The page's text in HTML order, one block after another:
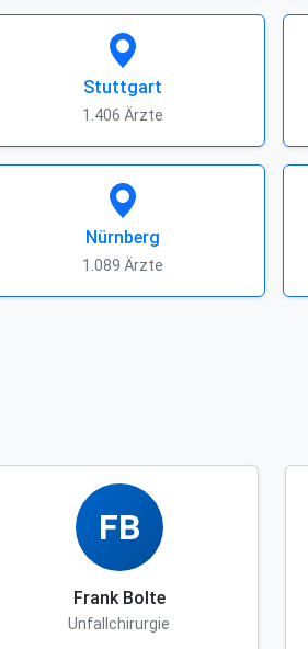
Stuttgart
1.406 Ärzte
Nürnberg
1.089 Ärzte
FB
Frank Bolte
Unfallchirurgie